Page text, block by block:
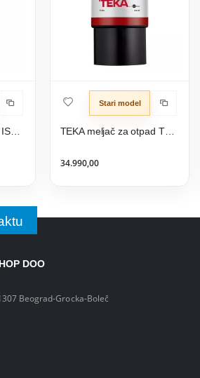
Stari model
TEKA meljač za otpad TR 550
34.990,00
DOO
Beograd-Grocka-Boleč